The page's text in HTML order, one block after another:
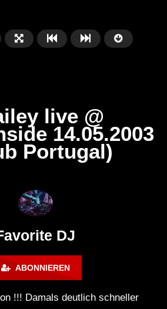
Später
live @
14.05.2003
Portugal)
DJ
ABONNIEREN
!!! Damals deutlich schneller